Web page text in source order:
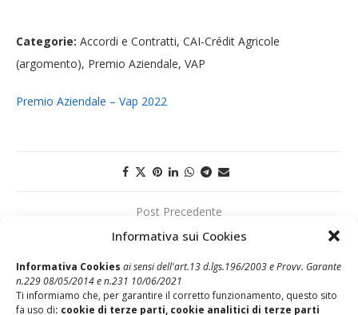
Informativa sui Cookies
Informativa Cookies ai sensi dell'art.13 d.lgs.196/2003 e Provv. Garante
n.229 08/05/2014 e n.231 10/06/2021
Ti informiamo che, per garantire il corretto funzionamento, questo sito
fa uso di: cookie di terze parti, cookie analitici di terze parti
Premio Aziendale – Vap 2022
Categorie: Accordi e Contratti, CAI-Crédit Agricole
(argomento), Premio Aziendale, VAP
Post Precedente
Siglato Accordo Vap 2022 (in erogazione nel giugno 2023)
Post Successivo
VAP 2022 (in erogazione 2023) – Comunicato Unitario con
tabelle importi